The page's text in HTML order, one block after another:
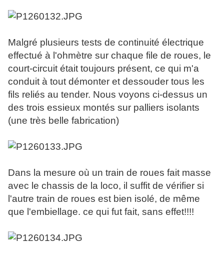
Malgré plusieurs tests de continuité électrique
effectué à l'ohmètre sur chaque file de roues, le
court-circuit était toujours présent, ce qui m'a
conduit à tout démonter et dessouder tous les
fils reliés au tender. Nous voyons ci-dessus un
des trois essieux montés sur palliers isolants
(une très belle fabrication)
Dans la mesure où un train de roues fait masse
avec le chassis de la loco, il suffit de vérifier si
l'autre train de roues est bien isolé, de même
que l'embiellage. ce qui fut fait, sans effet!!!!